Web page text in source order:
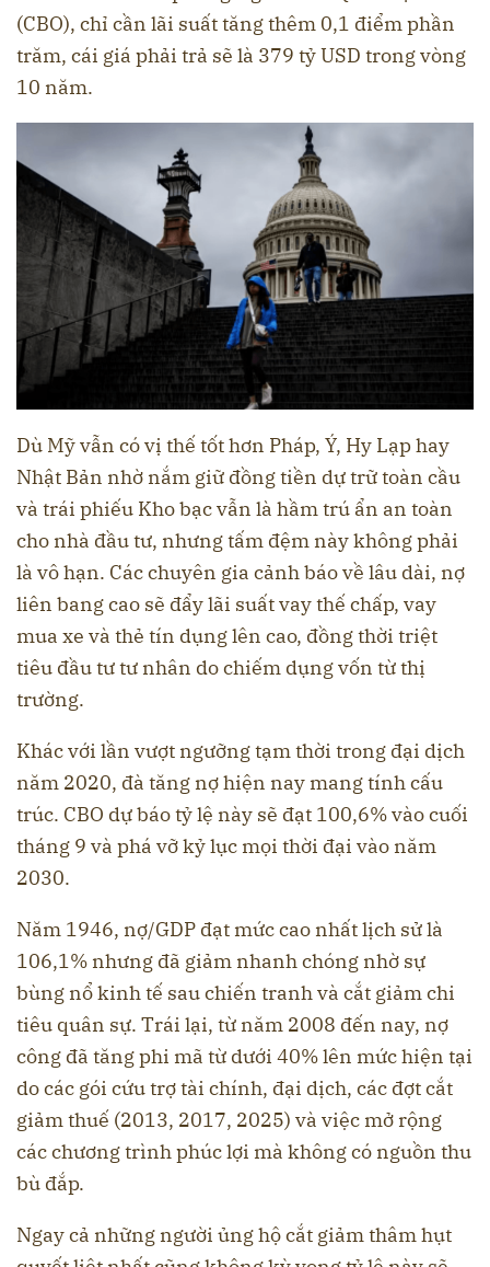
(CBO), chỉ cần lãi suất tăng thêm 0,1 điểm phần
trăm, cái giá phải trả sẽ là 379 tỷ USD trong vòng
10 năm.
Dù Mỹ vẫn có vị thế tốt hơn Pháp, Ý, Hy Lạp hay
Nhật Bản nhờ nắm giữ đồng tiền dự trữ toàn cầu
và trái phiếu Kho bạc vẫn là hầm trú ẩn an toàn
cho nhà đầu tư, nhưng tấm đệm này không phải
là vô hạn. Các chuyên gia cảnh báo về lâu dài, nợ
liên bang cao sẽ đẩy lãi suất vay thế chấp, vay
mua xe và thẻ tín dụng lên cao, đồng thời triệt
tiêu đầu tư tư nhân do chiếm dụng vốn từ thị
trường.
Khác với lần vượt ngưỡng tạm thời trong đại dịch
năm 2020, đà tăng nợ hiện nay mang tính cấu
trúc. CBO dự báo tỷ lệ này sẽ đạt 100,6% vào cuối
tháng 9 và phá vỡ kỷ lục mọi thời đại vào năm
2030.
Năm 1946, nợ/GDP đạt mức cao nhất lịch sử là
106,1% nhưng đã giảm nhanh chóng nhờ sự
bùng nổ kinh tế sau chiến tranh và cắt giảm chi
tiêu quân sự. Trái lại, từ năm 2008 đến nay, nợ
công đã tăng phi mã từ dưới 40% lên mức hiện tại
do các gói cứu trợ tài chính, đại dịch, các đợt cắt
giảm thuế (2013, 2017, 2025) và việc mở rộng
các chương trình phúc lợi mà không có nguồn thu
bù đắp.
Ngay cả những người ủng hộ cắt giảm thâm hụt